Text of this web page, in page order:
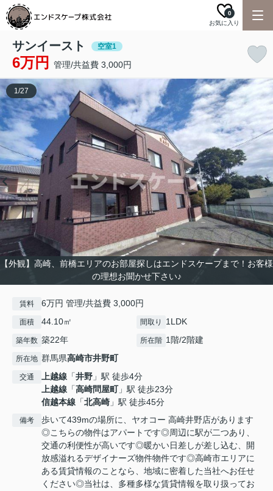
お気に入り
0
サンイースト 空室1
6万円 管理/共益費 3,000円
【外観】高崎、前橋エリアのお部屋探しはエンドスケープまで！お客様
の理想お聞かせ下さい♪
1/27
賃料 6万円 管理/共益費 3,000円
面積 44.10㎡ 間取り 1LDK
築年数 築22年 所在階 1階/2階建
所在地 群馬県高崎市井野町
交通 上越線 「井野 」駅 徒歩4分
上越線 「高崎問屋町」駅 徒歩23分
信越本線 「北高崎 」駅 徒歩45分
備考
歩いて439mの場所に、ヤオコー 高崎井野店があります
◎こちらの物件はアパートです◎周辺に駅が二つあり、
交通の利便性が高いです◎暖かい日差しが差し込む、開
放感溢れるデザイナーズ物件物件です◎高崎市エリアに
ある賃貸情報のことなら、地域に密着した当社へお任せ
ください◎当社は、多種多様な賃貸情報を取り扱ってお